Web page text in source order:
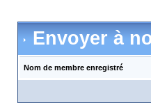
Envoyer à
Nom de membre enregistré